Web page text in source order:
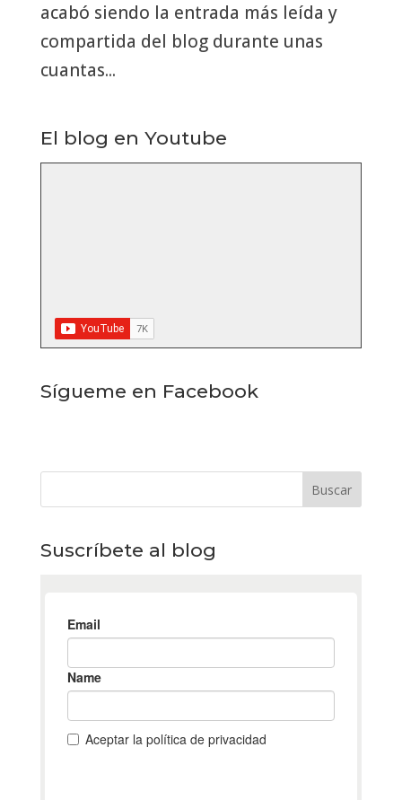
acabó siendo la entrada más leída y
compartida del blog durante unas
cuantas...
El blog en Youtube
Sígueme en Facebook
Suscríbete al blog